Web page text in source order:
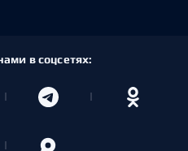
в соцсетях: